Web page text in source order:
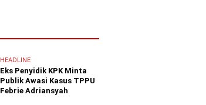
HEADLINE
Eks Penyidik KPK Minta
Publik Awasi Kasus TPPU
Febrie Adriansyah